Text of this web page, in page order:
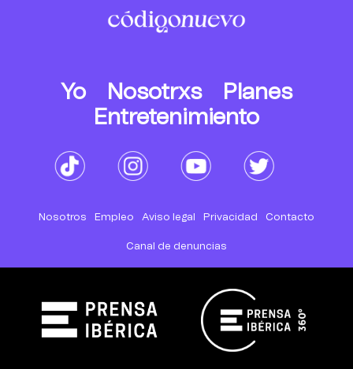
Yo Nosotrxs
Planes
Entretenimiento
Nosotros Empleo Aviso legal Privacidad Contacto
Canal de denuncias